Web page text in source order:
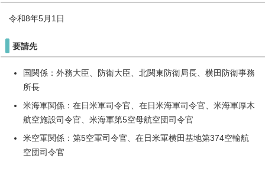
令和8年5月1日
要請先
国関係：外務大臣、防衛大臣、北関東防衛局長、横田防衛事務
所長
米海軍関係：在日米軍司令官、在日米海軍司令官、米海軍厚木
航空施設司令官、米海軍第5空母航空団司令官
米空軍関係：第5空軍司令官、在日米軍横田基地第374空輸航
空団司令官